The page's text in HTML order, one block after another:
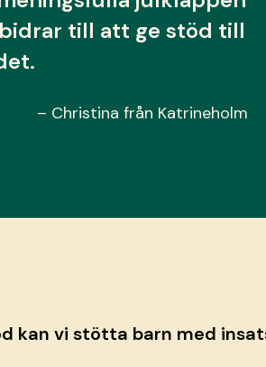
till att ge stöd till
– Christina från Katrineholm
kan vi stötta barn med